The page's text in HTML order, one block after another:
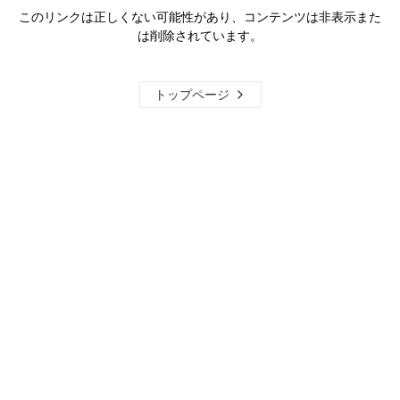
このリンクは正しくない可能性があり、コンテンツは非表示また
は削除されています。
トップページ